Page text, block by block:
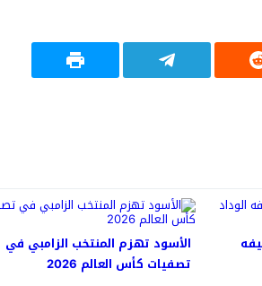
الأسود تهزم المنتخب الزامبي في
تصفيات كأس العالم 2026